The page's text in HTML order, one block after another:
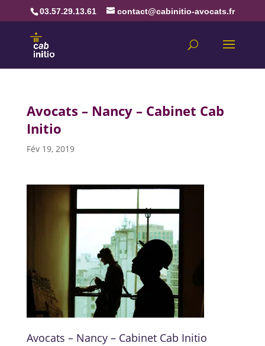
03.57.29.13.61 contact@cabinitio-avocats.fr
Avocats – Nancy – Cabinet Cab
Initio
Fév 19, 2019
Avocats – Nancy – Cabinet Cab Initio